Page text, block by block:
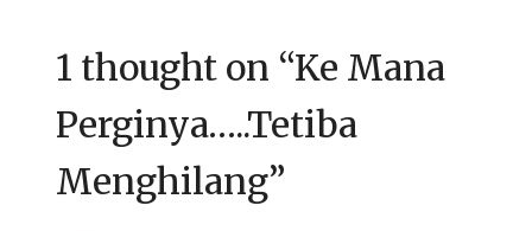
1 thought on “Ke Mana
Perginya…..Tetiba
Menghilang”